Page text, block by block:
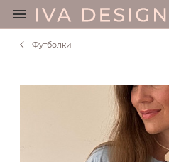
БЕЗ СЕКРЕТОВ
АКСЕССУАРЫ
Футболки